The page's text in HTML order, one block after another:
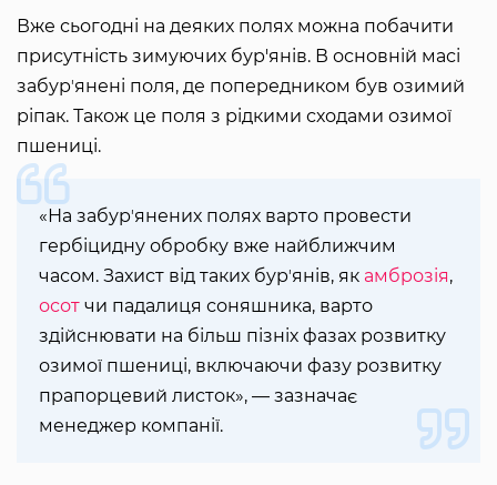
Вже сьогодні на деяких полях можна побачити
присутність зимуючих бур'янів. В основній масі
забурʼянені поля, де попередником був озимий
ріпак. Також це поля з рідкими сходами озимої
пшениці.
«На забурʼянених полях варто провести
гербіцидну обробку вже найближчим
часом. Захист від таких бурʼянів, як амброзія,
осот чи падалиця соняшника, варто
здійснювати на більш пізніх фазах розвитку
озимої пшениці, включаючи фазу розвитку
прапорцевий листок», — зазначає
менеджер компанії.